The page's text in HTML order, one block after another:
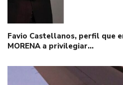
Favio Castellanos, perfil que
MORENA a privilegiar…